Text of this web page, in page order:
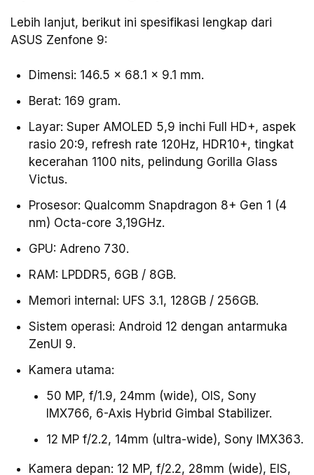
Lebih lanjut, berikut ini spesifikasi lengkap dari
ASUS Zenfone 9:
Dimensi: 146.5 x 68.1 x 9.1 mm.
Berat: 169 gram.
Layar: Super AMOLED 5,9 inchi Full HD+, aspek
rasio 20:9, refresh rate 120Hz, HDR10+, tingkat
kecerahan 1100 nits, pelindung Gorilla Glass
Victus.
Prosesor: Qualcomm Snapdragon 8+ Gen 1 (4
nm) Octa-core 3,19GHz.
GPU: Adreno 730.
RAM: LPDDR5, 6GB / 8GB.
Memori internal: UFS 3.1, 128GB / 256GB.
Sistem operasi: Android 12 dengan antarmuka
ZenUI 9.
Kamera utama:
50 MP, f/1.9, 24mm (wide), OIS, Sony
IMX766, 6-Axis Hybrid Gimbal Stabilizer.
12 MP f/2.2, 14mm (ultra-wide), Sony IMX363.
Kamera depan: 12 MP, f/2.2, 28mm (wide), EIS,